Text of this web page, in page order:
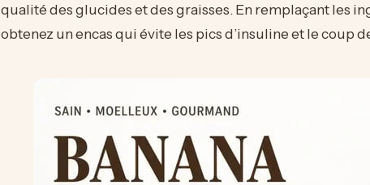
qualité des glucides et des graisses. En remplaçant les
obtenez un encas qui évite les pics d’insuline et le coup